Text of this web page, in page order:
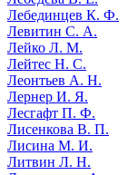
Лебединцев К. Ф.
Левитин С. А.
Лейко Л. М.
Лейтес Н. С.
Леонтьев А. Н.
Лернер И. Я.
Лесгафт П. Ф.
Лисенкова В. П.
Лисина М. И.
Литвин Л. Н.